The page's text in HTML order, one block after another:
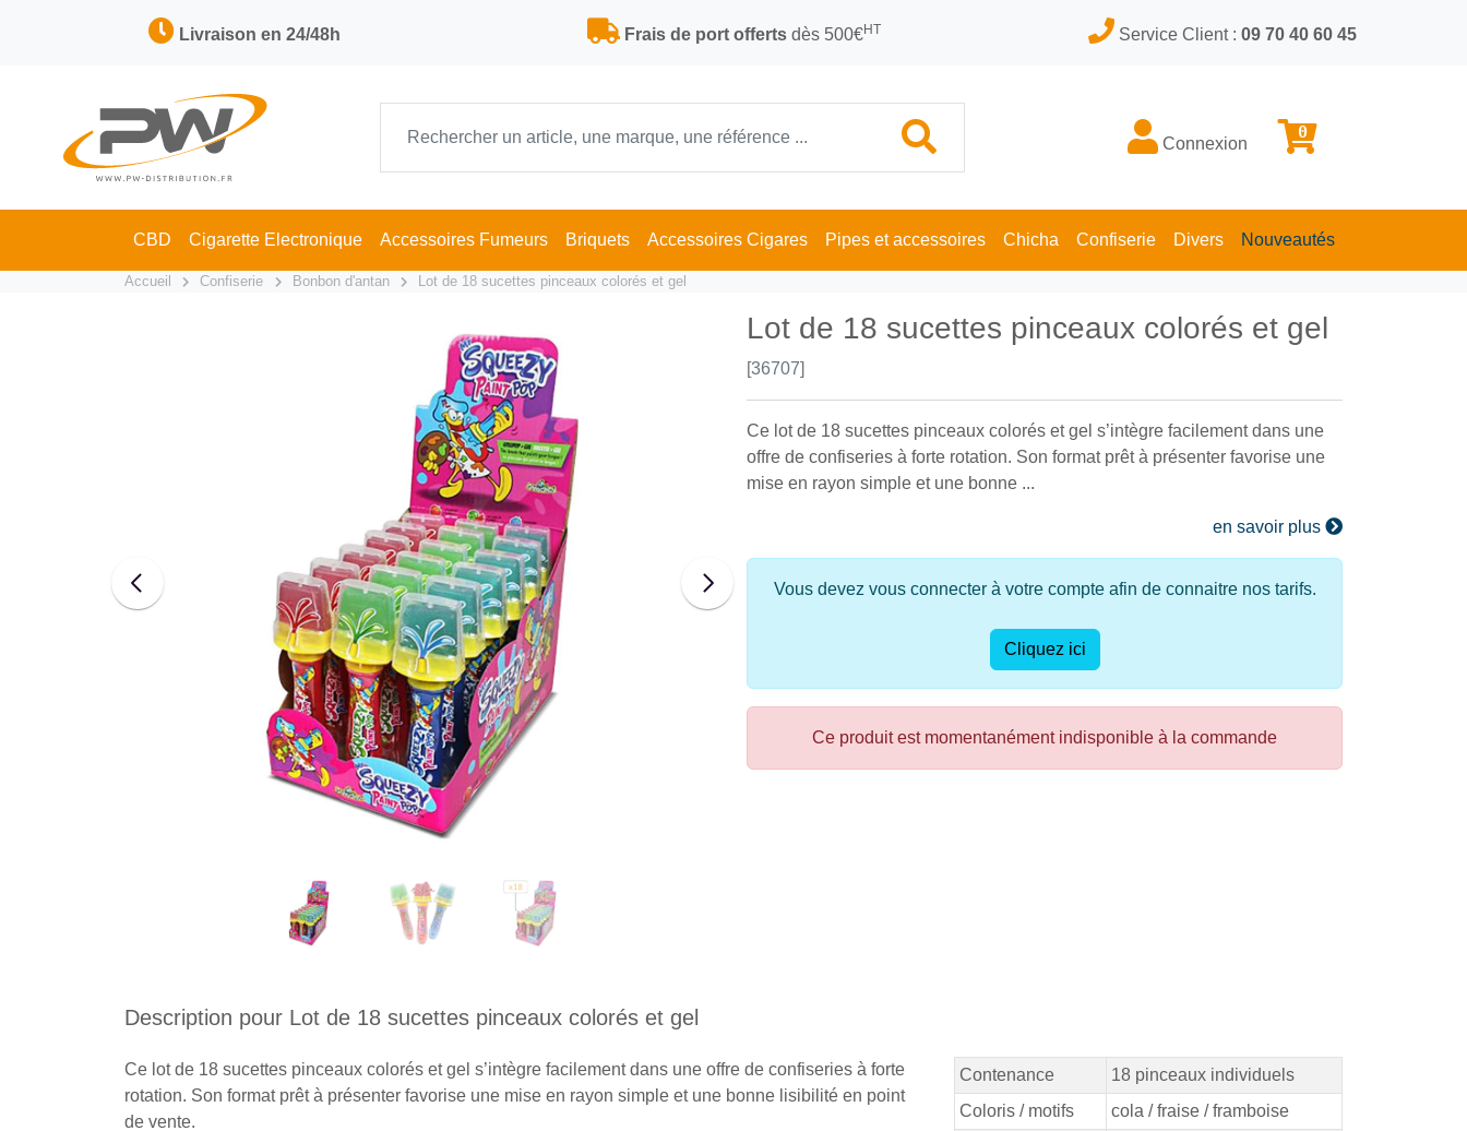
Livraison en 24/48h Frais de port offertsdès 500€HT Service Client : 09 70 40 60 45
Connexion
0
CBD Cigarette Electronique Accessoires Fumeurs Briquets Accessoires Cigares Pipes et accessoires Chicha Confiserie Divers Nouveautés
Accueil Confiserie Bonbon d'antan Lot de 18 sucettes pinceaux colorés et gel
Lot de 18 sucettes pinceaux colorés et gel
[36707]
Ce lot de 18 sucettes pinceaux colorés et gel s’intègre facilement dans une
offre de confiseries à forte rotation. Son format prêt à présenter favorise une
mise en rayon simple et une bonne ...
en savoir plus
Vous devez vous connecter à votre compte afin de connaitre nos tarifs.
Cliquez ici
Ce produit est momentanément indisponible à la commande
Description pour Lot de 18 sucettes pinceaux colorés et gel
Ce lot de 18 sucettes pinceaux colorés et gel s’intègre facilement dans une offre de confiseries à forte
rotation. Son format prêt à présenter favorise une mise en rayon simple et une bonne lisibilité en point
de vente.
Contenance
18 pinceaux individuels
Coloris / motifs
cola / fraise / framboise